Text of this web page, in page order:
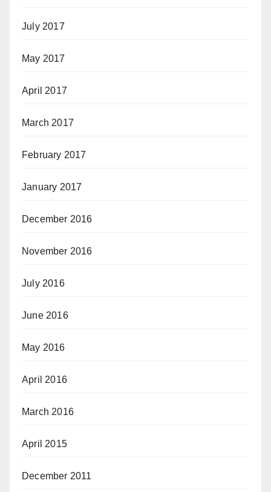
July 2017
May 2017
April 2017
March 2017
February 2017
January 2017
December 2016
November 2016
July 2016
June 2016
May 2016
April 2016
March 2016
April 2015
December 2011